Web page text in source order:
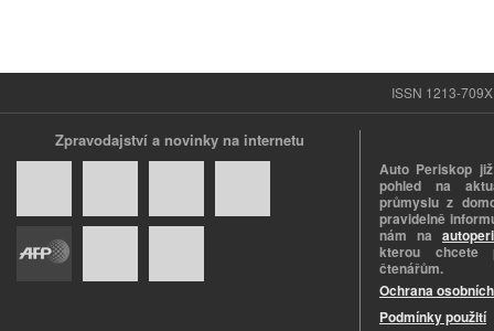
ISSN 1213-
Zpravodajství a novinky na internetu
Auto Periskop
pohled na
průmyslu z
pravidelně
nám na
kterou chcete
čtenářům.
Ochrana
Podmínky použití